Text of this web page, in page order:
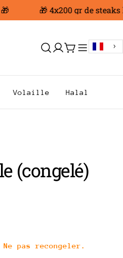
🎁 4x200 gr de steaks
Se
Chariot
Volaille Halal
(congelé)
pas recongeler.